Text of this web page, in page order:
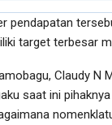
pendapatan
target terbesar
Claudy N
saat ini